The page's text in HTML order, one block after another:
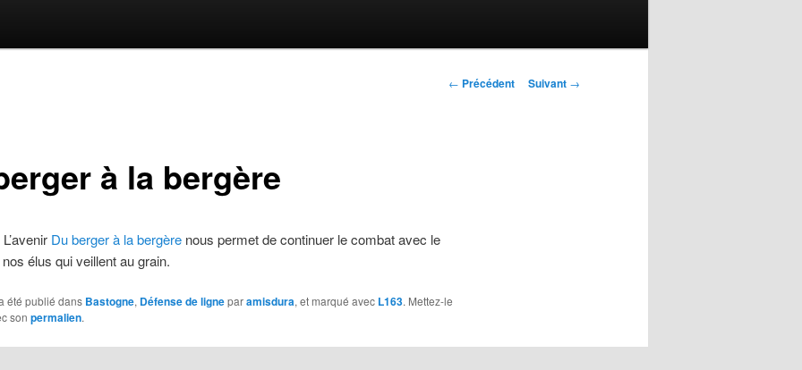
Navigation
← Précédent Suivant →
à la bergère
Du berger à la bergèrenous permet de continuer le combat avec le
élus qui veillent au grain.
été publié dans Bastogne, Défense de ligneparamisdura, et marqué avec L163. Mettez-le
son permalien.